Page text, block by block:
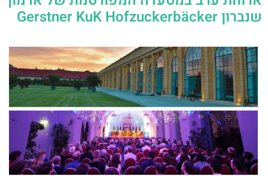
שנברון Gerstner KuK Hofzuckerbäcker